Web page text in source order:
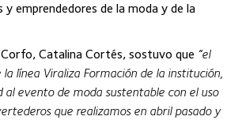
emprendedores de la moda y de la
Catalina Cortés, sostuvo que “el
línea Viraliza Formación de la institución,
evento de moda sustentable con el uso
que realizamos en abril pasado y